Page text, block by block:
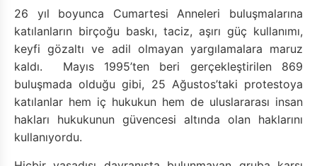
26 yıl boyunca Cumartesi Anneleri buluşmalarına
katılanların birçoğu baskı, taciz, aşırı güç kullanımı,
keyfi gözaltı ve adil olmayan yargılamalara maruz
kaldı. Mayıs 1995’ten beri gerçekleştirilen 869
buluşmada olduğu gibi, 25 Ağustos’taki protestoya
katılanlar hem iç hukukun hem de uluslararası insan
hakları hukukunun güvencesi altında olan haklarını
kullanıyordu.